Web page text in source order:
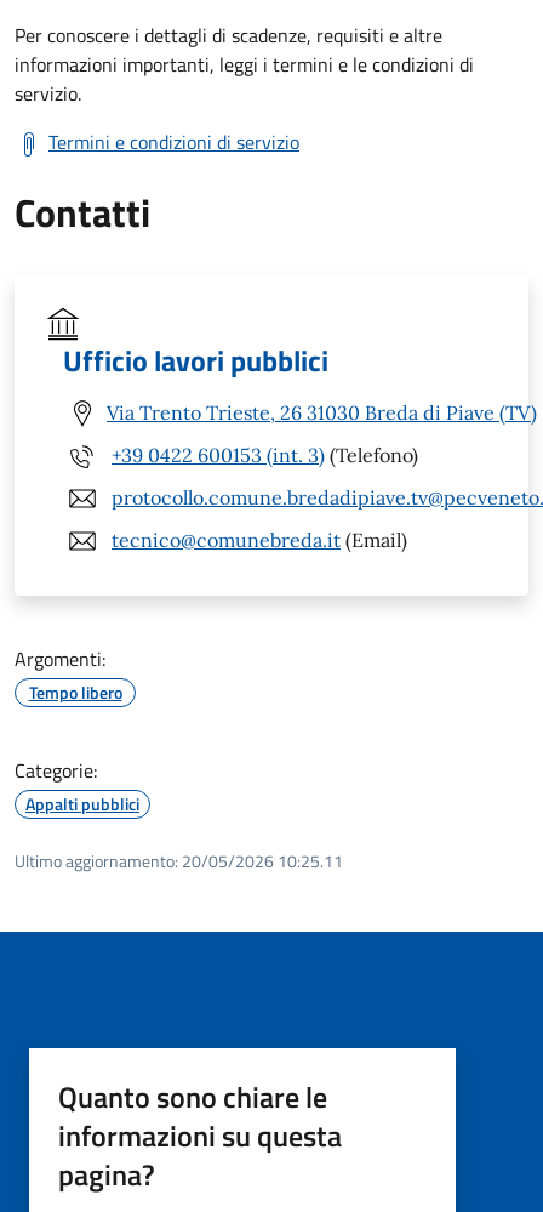
Per conoscere i dettagli di scadenze, requisiti e altre
informazioni importanti, leggi i termini e le condizioni di
servizio.
Termini e condizioni di servizio
Contatti
Ufficio lavori pubblici
Via Trento Trieste, 26 31030 Breda di Piave (TV)
+39 0422 600153 (int. 3) (Telefono)
tecnico@comunebreda.it (Email)
Argomenti:
Tempo libero
Categorie:
Appalti pubblici
Ultimo aggiornamento: 20/05/2026 10:25.11
Quanto sono chiare le
informazioni su questa
pagina?